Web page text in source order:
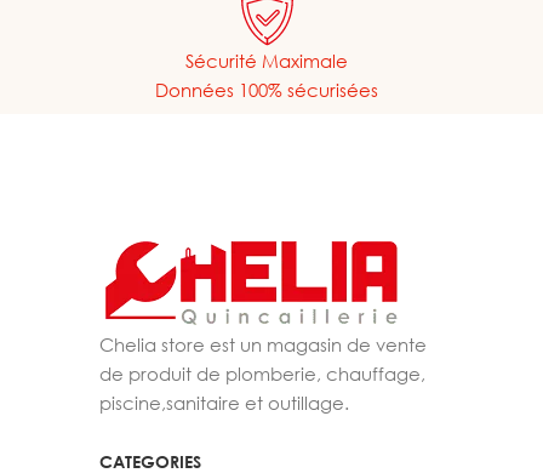
Sécurité Maximale
Données 100% sécurisées
Chelia store est un magasin de vente
de produit de plomberie, chauffage,
piscine,sanitaire et outillage.
CATEGORIES